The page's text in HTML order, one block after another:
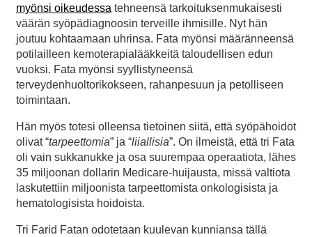
myönsi oikeudessa tehneensä tarkoituksenmukaisesti
väärän syöpädiagnoosin terveille ihmisille. Nyt hän
joutuu kohtaamaan uhrinsa. Fata myönsi määränneensä
potilailleen kemoterapialääkkeitä taloudellisen edun
vuoksi. Fata myönsi syyllistyneensä
terveydenhuoltorikokseen, rahanpesuun ja petolliseen
toimintaan.
Hän myös totesi olleensa tietoinen siitä, että syöpähoidot
olivat “tarpeettomia” ja “liiallisia”. On ilmeistä, että tri Fata
oli vain sukkanukke ja osa suurempaa operaatiota, lähes
35 miljoonan dollarin Medicare-huijausta, missä valtiota
laskutettiin miljoonista tarpeettomista onkologisista ja
hematologisista hoidoista.
Tri Farid Fatan odotetaan kuulevan kunniansa tällä